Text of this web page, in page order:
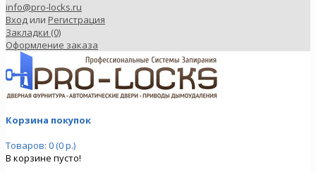
info@pro-locks.ru
Вход или Регистрация
Закладки (0)
Оформление заказа
Корзина покупок
Товаров: 0 (0 р.)
В корзине пусто!